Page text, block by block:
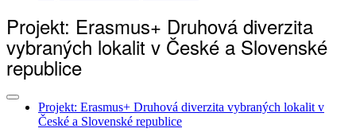
Projekt: Erasmus+ Druhová diverzita
vybraných lokalit v České a Slovenské
republice
Projekt: Erasmus+ Druhová diverzita vybraných lokalit v
České a Slovenské republice